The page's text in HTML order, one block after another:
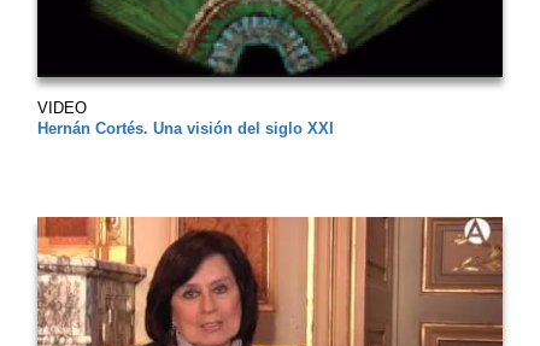
VIDEO
Hernán Cortés. Una visión del siglo XXI